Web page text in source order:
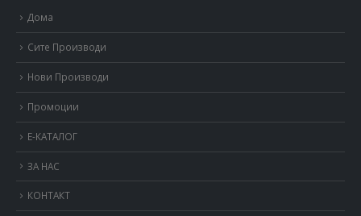
Дома
Сите Производи
Нови Производи
Промоции
Е-КАТАЛОГ
ЗА НАС
КОНТАКТ